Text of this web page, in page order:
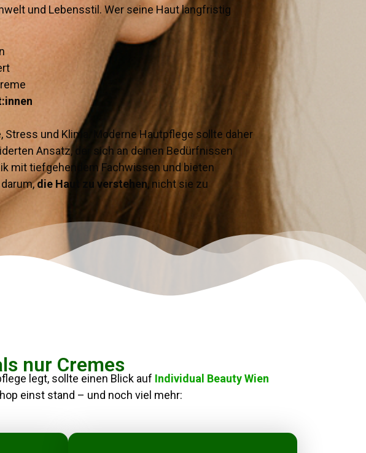
und Lebensstil. Wer seine Haut langfristig
Stress und Klima. Moderne Hautpflege sollte daher
Ansatz, der sich an deinen Bedürfnissen
mit tiefgehendem Fachwissen und bieten
die Haut zu verstehen, nicht sie zu
nur Cremes
legt, sollte einen Blick auf Individual Beauty Wien
einst stand – und noch viel mehr: